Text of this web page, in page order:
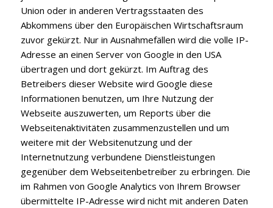
Union oder in anderen Vertragsstaaten des
Abkommens über den Europäischen Wirtschaftsraum
zuvor gekürzt. Nur in Ausnahmefällen wird die volle IP-
Adresse an einen Server von Google in den USA
übertragen und dort gekürzt. Im Auftrag des
Betreibers dieser Website wird Google diese
Informationen benutzen, um Ihre Nutzung der
Webseite auszuwerten, um Reports über die
Webseitenaktivitäten zusammenzustellen und um
weitere mit der Websitenutzung und der
Internetnutzung verbundene Dienstleistungen
gegenüber dem Webseitenbetreiber zu erbringen. Die
im Rahmen von Google Analytics von Ihrem Browser
übermittelte IP-Adresse wird nicht mit anderen Daten